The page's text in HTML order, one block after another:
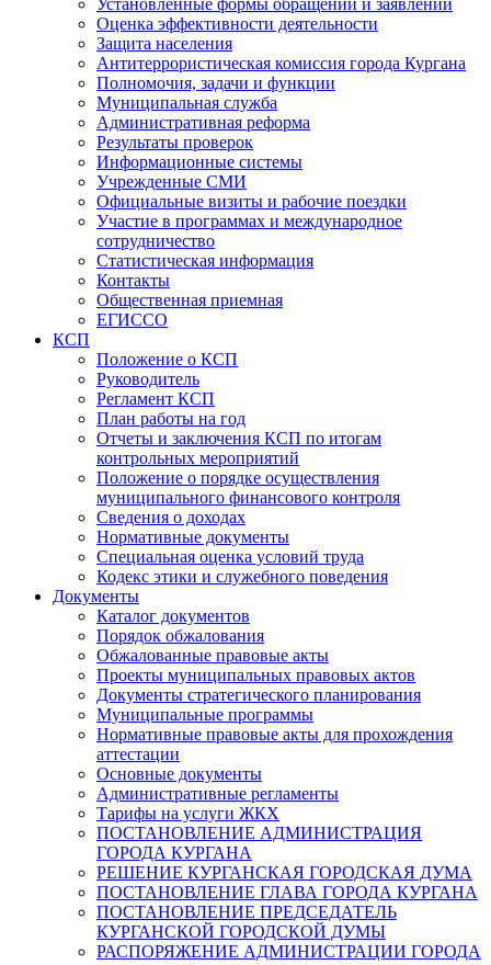
Установленные формы обращений и заявлений
Оценка эффективности деятельности
Защита населения
Антитеррористическая комиссия города Кургана
Полномочия, задачи и функции
Муниципальная служба
Административная реформа
Результаты проверок
Информационные системы
Учрежденные СМИ
Официальные визиты и рабочие поездки
Участие в программах и международное
сотрудничество
Статистическая информация
Контакты
Общественная приемная
ЕГИССО
КСП
Положение о КСП
Руководитель
Регламент КСП
План работы на год
Отчеты и заключения КСП по итогам
контрольных мероприятий
Положение о порядке осуществления
муниципального финансового контроля
Сведения о доходах
Нормативные документы
Специальная оценка условий труда
Кодекс этики и служебного поведения
Документы
Каталог документов
Порядок обжалования
Обжалованные правовые акты
Проекты муниципальных правовых актов
Документы стратегического планирования
Муниципальные программы
Нормативные правовые акты для прохождения
аттестации
Основные документы
Административные регламенты
Тарифы на услуги ЖКХ
ПОСТАНОВЛЕНИЕ АДМИНИСТРАЦИЯ
ГОРОДА КУРГАНА
РЕШЕНИЕ КУРГАНСКАЯ ГОРОДСКАЯ ДУМА
ПОСТАНОВЛЕНИЕ ГЛАВА ГОРОДА КУРГАНА
ПОСТАНОВЛЕНИЕ ПРЕДСЕДАТЕЛЬ
КУРГАНСКОЙ ГОРОДСКОЙ ДУМЫ
РАСПОРЯЖЕНИЕ АДМИНИСТРАЦИИ ГОРОДА